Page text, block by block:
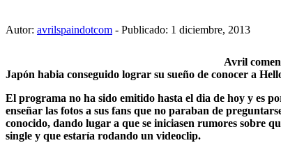
Autor: avrilspaindotcom - Publicado: 1 diciembre, 2013
Avril
Japón habia conseguido lograr su sueño de conocer a
El programa no ha sido emitido hasta el dia de hoy y es
enseñar las fotos a sus fans que no paraban de
conocido, dando lugar a que se iniciasen rumores sobre
single y que estaría rodando un videoclip.